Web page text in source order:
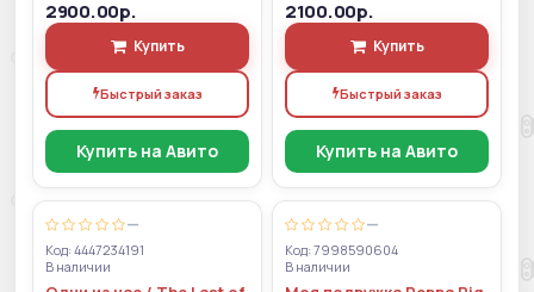
2900.00р.
Купить
Быстрый заказ
Купить на Авито
2100.00р.
Купить
Быстрый заказ
Купить на Авито
—
Код: 4447234191
В наличии
—
Код: 7998590604
В наличии